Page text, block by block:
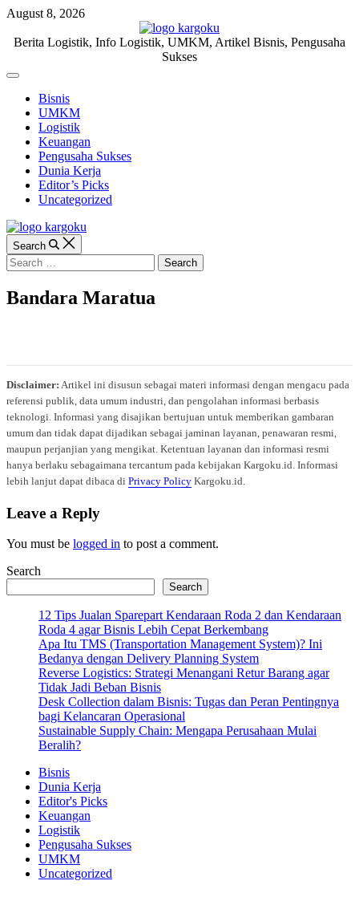
Skip
content
August 8, 2026
KARGOKU.ID
Berita Logistik, Info Logistik, UMKM, Artikel Bisnis, Pengusaha
Sukses
Off
CanvasBisnis
UMKM
Logistik
Keuangan
Pengusaha Sukses
Dunia Kerja
Editor’s Picks
Uncategorized
Search
Search
for:
Bandara Maratua
Disclaimer: Artikel ini disusun sebagai materi informasi dengan mengacu pada
referensi publik, data umum industri, dan pengolahan informasi berbasis
teknologi. Informasi yang disajikan bertujuan untuk memberikan gambaran
umum dan tidak dapat dijadikan sebagai jaminan layanan, penawaran resmi,
maupun perjanjian yang mengikat. Ketentuan layanan dan informasi resmi
hanya berlaku sebagaimana tercantum pada kebijakan Kargoku.id. Informasi
lebih lanjut dapat dibaca di Privacy Policy Kargoku.id.
Leave a Reply
You must be logged in to post a comment.
Search
Search
12 Tips Jualan Sparepart Kendaraan Roda 2 dan Kendaraan
Roda 4 agar Bisnis Lebih Cepat Berkembang
Apa Itu TMS (Transportation Management System)? Ini
Bedanya dengan Delivery Planning System
Reverse Logistics: Strategi Menangani Retur Barang agar
Tidak Jadi Beban Bisnis
Desk Collection dalam Bisnis: Tugas dan Peran Pentingnya
bagi Kelancaran Operasional
Sustainable Supply Chain: Mengapa Perusahaan Mulai
Beralih?
Bisnis
Dunia Kerja
Editor's Picks
Keuangan
Logistik
Pengusaha Sukses
UMKM
Uncategorized